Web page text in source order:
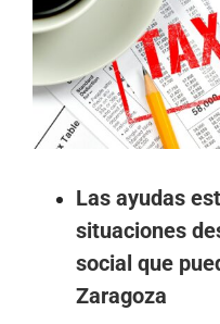
grande
Las ayudas
situaciones
social que
Zaragoza